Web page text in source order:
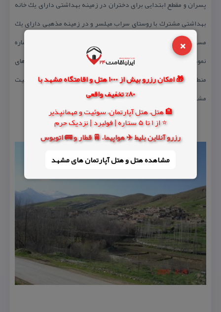
×
🎁 امکان رزرو بیش از 1000 هتل و اقامتگاه مشهد با
80% تخفیف واقعی
🏨 هتل، هتل آپارتمان، سوئیت و مهمانپذیر
⭐ از 1 تا 5 ستاره | فولبرد | نزدیک حرم
رزرو آنلاین بلیط ✈️ هواپیما، 🚆 قطار و 🚌 اتوبوس
مشاهده هتل و هتل‌ آپارتمان های مشهد
پسران و مقطع ابتدایی برای دختران در زمینه بهداشتی دارای یك خانه
بهداشتی مشترك با روستای سراب میلسر و در زمینه مذهبی دارای یك
مسجد می باشد از درختان این روستا می توان به بلوط ، ذال ذالك ، اشاره
نمود و از مناطق دیدنی روستا غار كوه كمندار كه یكی از بینظیر ترین قارهای
منطقه میباشدنام برد و آوازهای محلی ان گورانی ،كزه، پایه موری، بیت
مشكه، لالایی ،و…. می باشد.